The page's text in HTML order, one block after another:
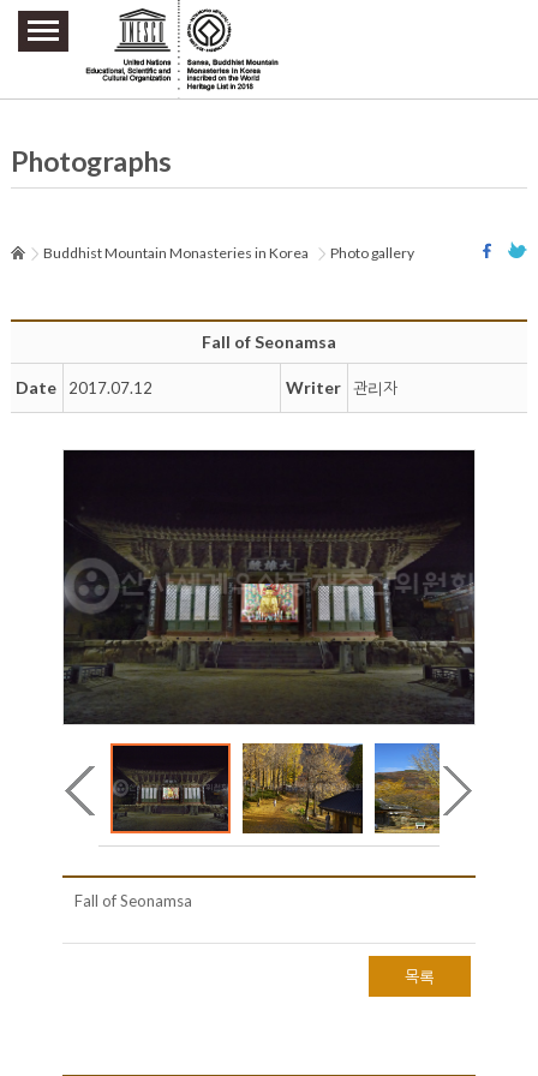
주요메뉴 바로가기
본문 바로가기
하단메뉴 바로가기
Photographs
Buddhist Mountain Monasteries in Korea Photo gallery
Fall of Seonamsa
Date 2017.07.12 Writer 관리자
Fall of Seonamsa
목록